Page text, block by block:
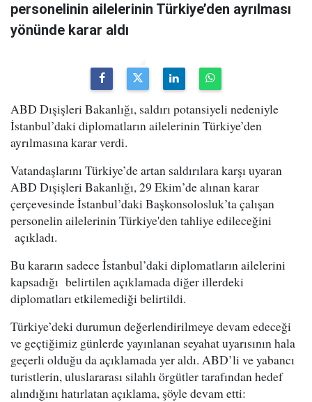
personelinin ailelerinin Türkiye’den ayrılması
yönünde karar aldı
ABD Dışişleri Bakanlığı, saldırı potansiyeli nedeniyle
İstanbul’daki diplomatların ailelerinin Türkiye’den
ayrılmasına karar verdi.
Vatandaşlarını Türkiye’de artan saldırılara karşı uyaran
ABD Dışişleri Bakanlığı, 29 Ekim’de alınan karar
çerçevesinde İstanbul’daki Başkonsolosluk’ta çalışan
personelin ailelerinin Türkiye'den tahliye edileceğini
açıkladı.
Bu kararın sadece İstanbul’daki diplomatların ailelerini
kapsadığı belirtilen açıklamada diğer illerdeki
diplomatları etkilemediği belirtildi.
Türkiye’deki durumun değerlendirilmeye devam edeceği
ve geçtiğimiz günlerde yayınlanan seyahat uyarısının hala
geçerli olduğu da açıklamada yer aldı. ABD’li ve yabancı
turistlerin, uluslararası silahlı örgütler tarafından hedef
alındığını hatırlatan açıklama, şöyle devam etti: